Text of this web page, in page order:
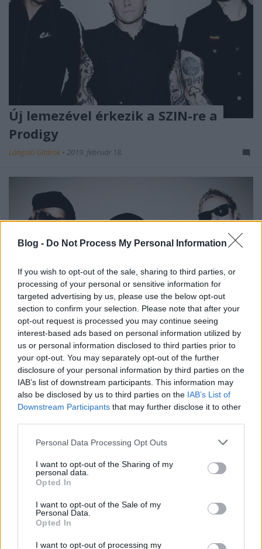
Blog - Do Not Process My Personal Information
If you wish to opt-out of the sale, sharing to third parties, or
processing of your personal or sensitive information for
targeted advertising by us, please use the below opt-out
section to confirm your selection. Please note that after your
opt-out request is processed you may continue seeing
interest-based ads based on personal information utilized by
us or personal information disclosed to third parties prior to
your opt-out. You may separately opt-out of the further
disclosure of your personal information by third parties on the
IAB’s list of downstream participants. This information may
also be disclosed by us to third parties on the IAB’s List of
Downstream Participants that may further disclose it to other
Please note that this website/app uses one or more Google
not limited to your visit or usage behaviour. You may click to
grant or deny consent to Google and its third-party tags to
use your data for below specified purposes in below Google
consent section.
Personal Data Processing Opt Outs
I want to opt-out of the Sharing of my
personal data.
Opted In
I want to opt-out of the Sale of my
Personal Data.
Opted In
I want to opt-out of processing my
Új lemezével érkezik a SZIN-re a
Prodigy
Lángoló Gitárok • 2019. február 18.
Újabb világsztárral bővült aSzegedi Ifjúsági Napok
fellépőinek sora: a hazai közönség Szegeden
hallhatja először élőben aProdigy...